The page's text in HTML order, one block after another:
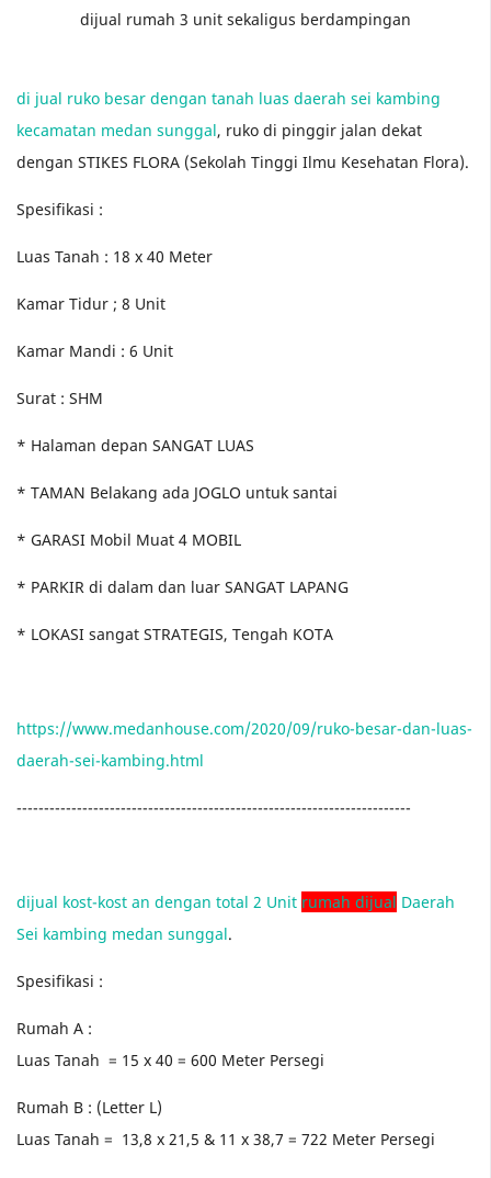
dijual rumah 3 unit sekaligus berdampingan
di jual ruko besar dengan tanah luas daerah sei kambing
kecamatan medan sunggal, ruko di pinggir jalan dekat
dengan STIKES FLORA (Sekolah Tinggi Ilmu Kesehatan Flora).
Spesifikasi :
Luas Tanah : 18 x 40 Meter
Kamar Tidur ; 8 Unit
Kamar Mandi : 6 Unit
Surat : SHM
* Halaman depan SANGAT LUAS
* TAMAN Belakang ada JOGLO untuk santai
* GARASI Mobil Muat 4 MOBIL
* PARKIR di dalam dan luar SANGAT LAPANG
* LOKASI sangat STRATEGIS, Tengah KOTA
https://www.medanhouse.com/2020/09/ruko-besar-dan-luas-
daerah-sei-kambing.html
------------------------------------------------------------------------
dijual kost-kost an dengan total 2 Unit rumah dijual Daerah
Sei kambing medan sunggal.
Spesifikasi :
Rumah A :
Luas Tanah = 15 x 40 = 600 Meter Persegi
Rumah B : (Letter L)
Luas Tanah = 13,8 x 21,5 & 11 x 38,7 = 722 Meter Persegi